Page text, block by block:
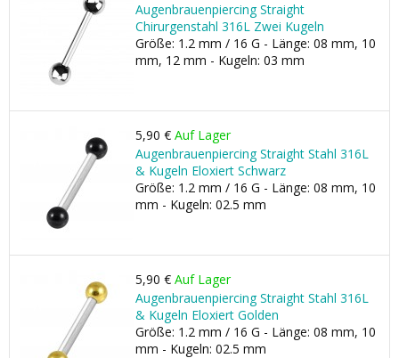
Augenbrauenpiercing Straight
Chirurgenstahl 316L Zwei Kugeln
Größe: 1.2 mm / 16 G - Länge: 08 mm, 10
mm, 12 mm - Kugeln: 03 mm
5,90 € Auf Lager
Augenbrauenpiercing Straight Stahl 316L
& Kugeln Eloxiert Schwarz
Größe: 1.2 mm / 16 G - Länge: 08 mm, 10
mm - Kugeln: 02.5 mm
5,90 € Auf Lager
Augenbrauenpiercing Straight Stahl 316L
& Kugeln Eloxiert Golden
Größe: 1.2 mm / 16 G - Länge: 08 mm, 10
mm - Kugeln: 02.5 mm